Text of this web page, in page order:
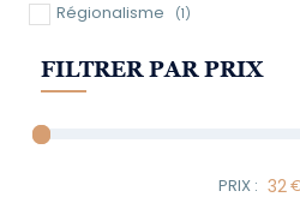
Régionalisme (1)
FILTRER PAR PRIX